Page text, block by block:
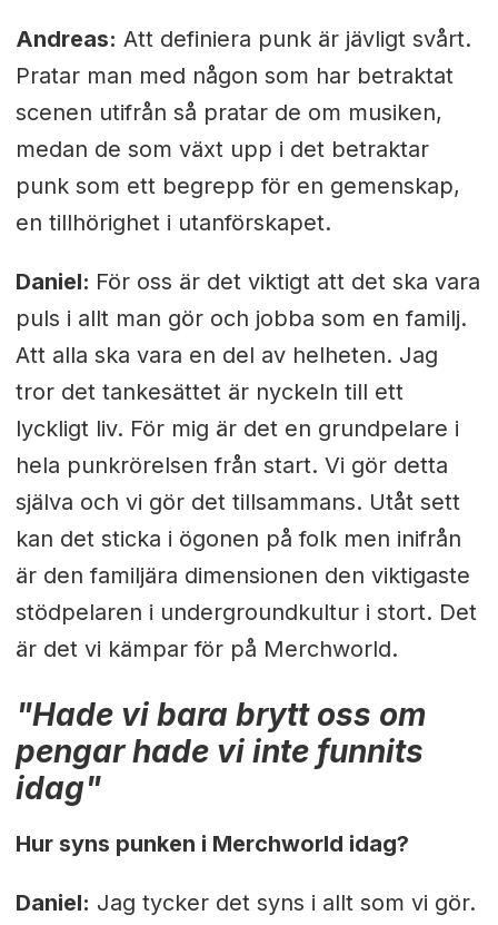
Andreas: Att definiera punk är jävligt svårt.
Pratar man med någon som har betraktat
scenen utifrån så pratar de om musiken,
medan de som växt upp i det betraktar
punk som ett begrepp för en gemenskap,
en tillhörighet i utanförskapet.
Daniel: För oss är det viktigt att det ska vara
puls i allt man gör och jobba som en familj.
Att alla ska vara en del av helheten. Jag
tror det tankesättet är nyckeln till ett
lyckligt liv. För mig är det en grundpelare i
hela punkrörelsen från start. Vi gör detta
själva och vi gör det tillsammans. Utåt sett
kan det sticka i ögonen på folk men inifrån
är den familjära dimensionen den viktigaste
stödpelaren i undergroundkultur i stort. Det
är det vi kämpar för på Merchworld.
"Hade vi bara brytt oss om
pengar hade vi inte funnits
idag"
Hur syns punken i Merchworld idag?
Daniel: Jag tycker det syns i allt som vi gör.